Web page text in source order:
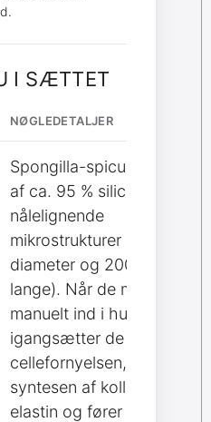
I SÆTTET
NØGLEDETALJER
Spongilla-spicula består
af ca. 95 % silica og er
nålelignende
mikrostrukturer (≈ 10 µm i
diameter og 200–250 µm
lange). Når de masseres
manuelt ind i huden,
igangsætter de
cellefornyelsen, stimulerer
syntesen af kollagen og
elastin og fører serumets